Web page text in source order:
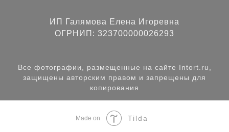
ИП Галямова Елена Игоревна
ОГРНИП: 323700000026293
Все фотографии, размещенные на сайте Intort.ru,
защищены авторским правом и запрещены для
копирования
Made on Tilda